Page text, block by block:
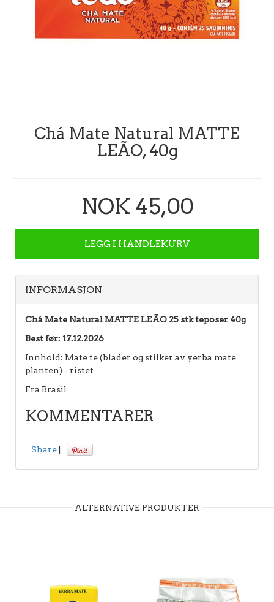
Chá Mate Natural MATTE
LEÃO, 40g
NOK 45,00
LEGG I HANDLEKURV
INFORMASJON
Chá Mate Natural MATTE LEÃO 25 stk teposer 40g
Best før: 17.12.2026
Innhold: Mate te (blader og stilker av yerba mate
planten) - ristet
Fra Brasil
KOMMENTARER
Share
ALTERNATIVE PRODUKTER